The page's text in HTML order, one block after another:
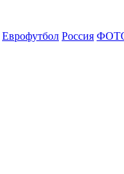
Еврофутбол Россия